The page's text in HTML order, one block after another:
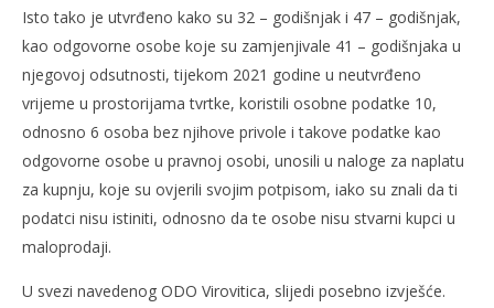
Isto tako je utvrđeno kako su 32 – godišnjak i 47 – godišnjak,
kao odgovorne osobe koje su zamjenjivale 41 – godišnjaka u
njegovoj odsutnosti, tijekom 2021 godine u neutvrđeno
vrijeme u prostorijama tvrtke, koristili osobne podatke 10,
odnosno 6 osoba bez njihove privole i takove podatke kao
odgovorne osobe u pravnoj osobi, unosili u naloge za naplatu
za kupnju, koje su ovjerili svojim potpisom, iako su znali da ti
podatci nisu istiniti, odnosno da te osobe nisu stvarni kupci u
maloprodaji.
U svezi navedenog ODO Virovitica, slijedi posebno izvješće.